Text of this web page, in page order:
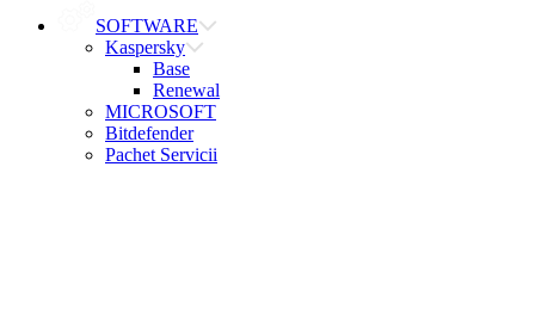
SOFTWARE
Kaspersky
Base
Renewal
MICROSOFT
Bitdefender
Pachet Servicii